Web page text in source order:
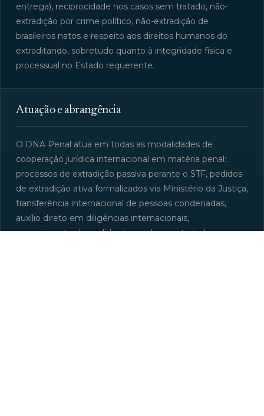
entrega), reciprocidade nos casos sem tratado, não-
extradição por crime político, não-extradição de
brasileiros natos e respeito aos direitos humanos do
extraditando, sobretudo quanto à integridade física e
processual no Estado requerente.
Atuação e abrangência
O DNA Penal atua em todas as modalidades de
cooperação jurídica internacional em matéria penal:
processos de extradição passiva perante o STF, pedidos
de extradição ativa formalizados via Ministério da Justiça,
transferência internacional de pessoas condenadas,
auxílio direto em diligências internacionais,
cumprimento de pedidos baseados em tratados